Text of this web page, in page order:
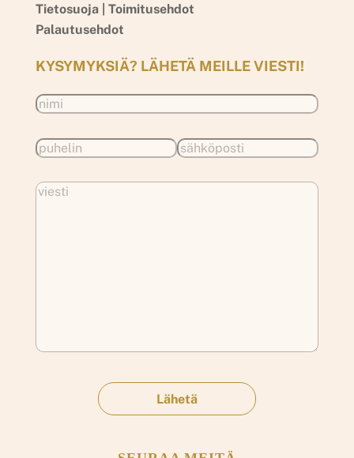
Tietosuoja | Toimitusehdot
Palautusehdot
KYSYMYKSIÄ? LÄHETÄ MEILLE VIESTI!